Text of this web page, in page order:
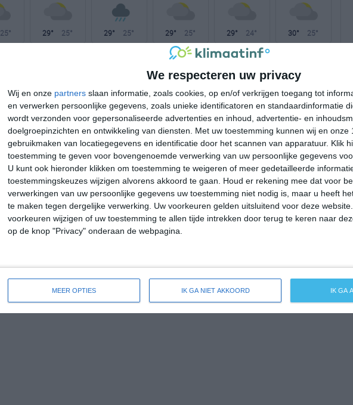
We respecteren uw privacy
Wij en onze partners slaan informatie, zoals cookies, op en/of verkrijgen toegang tot
en verwerken persoonlijke gegevens, zoals unieke identificatoren en standaardinformatie
wordt verzonden voor gepersonaliseerde advertenties en inhoud, advertentie- en
doelgroepinzichten en ontwikkeling van diensten.
Met uw toestemming kunnen wij en onze
gebruikmaken van locatiegegevens en identificatie door het scannen van apparatuur. Klik
toestemming te geven voor bovengenoemde verwerking van uw persoonlijke gegevens
U kunt ook hieronder klikken om toestemming te weigeren of meer gedetailleerde
toestemmingskeuzes wijzigen alvorens akkoord te gaan.
Houd er rekening mee dat voor
verwerkingen van uw persoonlijke gegevens uw toestemming niet nodig is, maar u heeft
te maken tegen dergelijke verwerking. Uw voorkeuren gelden uitsluitend voor deze
voorkeuren wijzigen of uw toestemming te allen tijde intrekken door terug te keren naar
op de knop "Privacy" onderaan de webpagina.
MEER OPTIES IK GA NIET AKKOORD IK GA
25° 29° 25° 29° 25° 29° 25° 29° 24° 30° 25°
26°C 26°C
11:00 14:00 17:00 20:00 23:00 02:00
11:00 14:00 17:00 20:00 23:00 02:00
NO 4 ONO 4 NO 5 NO 4 ONO 4 ONO 4
11:00 14:00 17:00 20:00 23:00 02:00
bekijk de uitgebreide weersverwachting voor Koloa